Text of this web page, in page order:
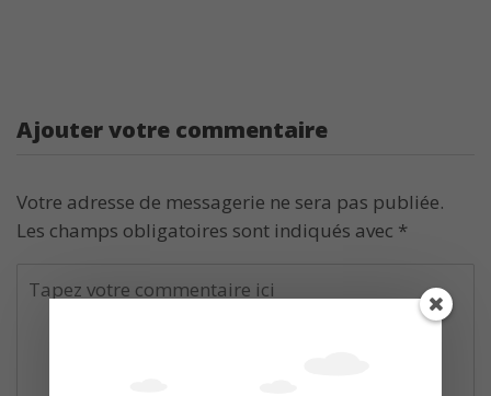
Ajouter votre commentaire
Votre adresse de messagerie ne sera pas publiée.
Les champs obligatoires sont indiqués avec *